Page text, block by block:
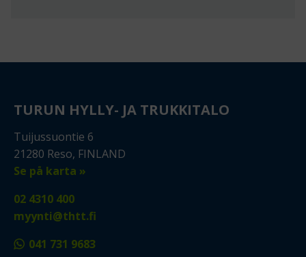
TURUN HYLLY- JA TRUKKITALO
Tuijussuontie 6
21280 Reso, FINLAND
Se på karta »
02 4310 400
myynti@thtt.fi
041 731 9683